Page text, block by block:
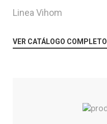
Linea Vihom
VER CATÁLOGO COMPLETO